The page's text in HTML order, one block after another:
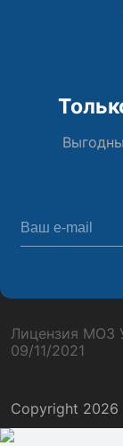
Copyright 2026
Лицензия МОЗ
09/11/2021